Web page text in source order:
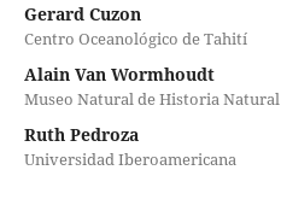
Gerard Cuzon
Centro Oceanológico de Tahití
Alain Van Wormhoudt
Museo Natural de Historia Natural
Ruth Pedroza
Universidad Iberoamericana